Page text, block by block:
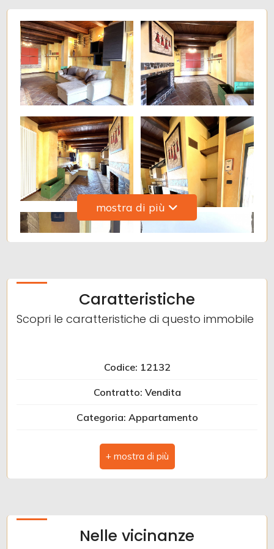
mostra di più
Caratteristiche
Scopri le caratteristiche di questo immobile
Codice: 12132
Contratto: Vendita
Categoria: Appartamento
Indirizzo: VIA ORAZIO PICCOLOMINI, 7
CAP: 63078
Camere: 1
Nelle vicinanze
Giardino
Posto auto/Box
Balcone/Terrazzo
Ascensore
Arredato
Nuova costruzione